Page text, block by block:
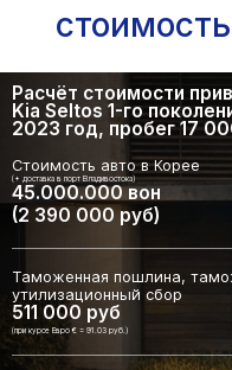
Расчёт стоимости
Kia Seltos 1-го
2023 год, пробег 17
Стоимость авто в Корее
(+ доставка в порт Владивостока)
45.000.000 вон
(2 390 000 руб)
Таможенная пошлина,
утилизационный сбор
511 000 руб
(при курсе Евро € = 91.03 руб.)